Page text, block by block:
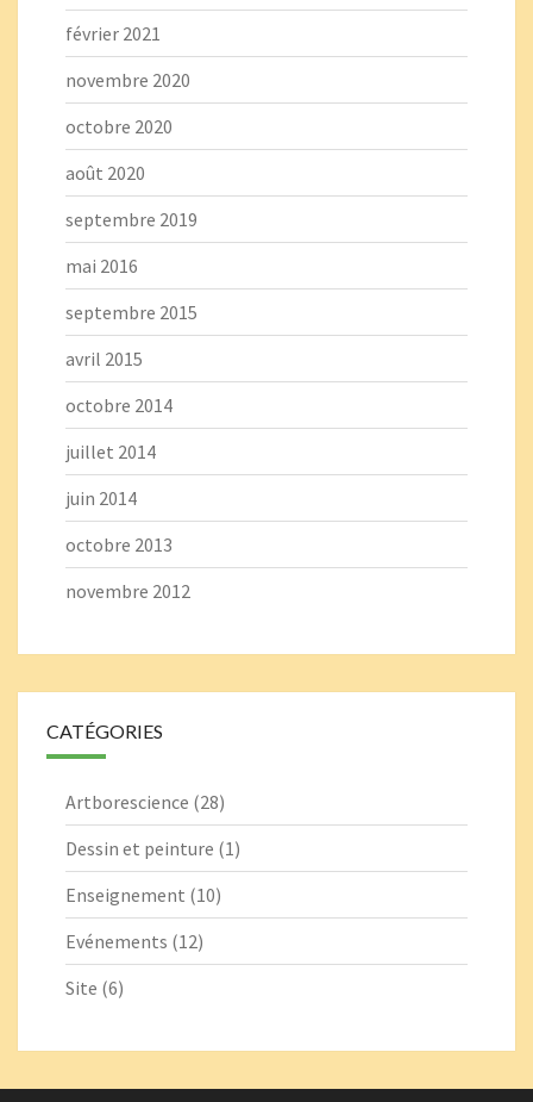
février 2021
novembre 2020
octobre 2020
août 2020
septembre 2019
mai 2016
septembre 2015
avril 2015
octobre 2014
juillet 2014
juin 2014
octobre 2013
novembre 2012
CATÉGORIES
Artborescience (28)
Dessin et peinture (1)
Enseignement (10)
Evénements (12)
Site (6)